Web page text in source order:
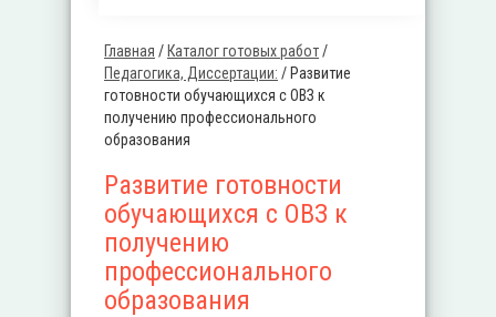
Вы здесь
Главная / Каталог готовых работ/
Педагогика, Диссертации: / Развитие
готовности обучающихся с ОВЗ к
получению профессионального
образования
Развитие готовности
обучающихся с ОВЗ к
получению
профессионального
образования